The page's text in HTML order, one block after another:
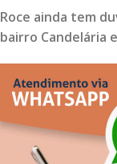
Roce ainda tem
bairro Candelária